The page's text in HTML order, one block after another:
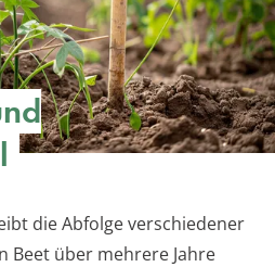
die Abfolge verschiedener
Beet über mehrere Jahre